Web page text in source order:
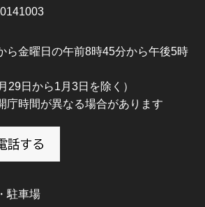
ら金曜日の午前8時45分から午後5時
29日から1月3日を除く）
庁時間が異なる場合があります
駐車場